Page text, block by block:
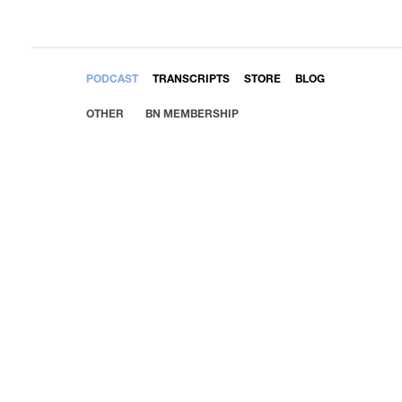
PODCAST TRANSCRIPTS STORE BLOG
OTHER BN MEMBERSHIP